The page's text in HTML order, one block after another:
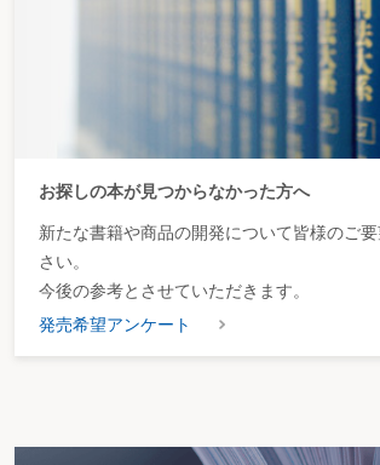
お探しの本が見つからなかった方へ
新たな書籍や商品の開発について皆様のご
さい。
今後の参考とさせていただきます。
発売希望アンケート